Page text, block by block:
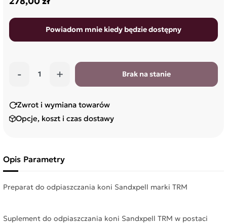
Powiadom mnie kiedy będzie dostępny
- + Brak na stanie
Zwrot i wymiana towarów
Opcje, koszt i czas dostawy
Opis Parametry
Preparat do odpiaszczania koni Sandxpell marki TRM
Suplement do odpiaszczania koni Sandxpell TRM w postaci